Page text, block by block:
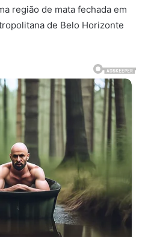
região de mata fechada em
de Belo Horizonte